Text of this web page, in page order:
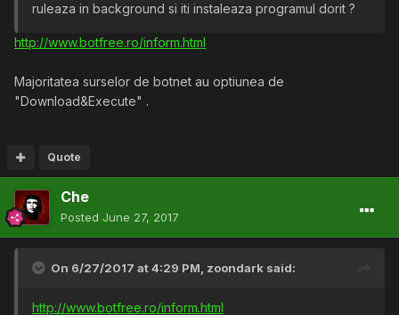
ruleaza in background si iti instaleaza programul dorit ?
http://www.botfree.ro/inform.html
Majoritatea surselor de botnet au optiunea de
"Download&Execute" .
Quote
Che
Posted June 27, 2017
On 6/27/2017 at 4:29 PM, zoondark said:
http://www.botfree.ro/inform.html